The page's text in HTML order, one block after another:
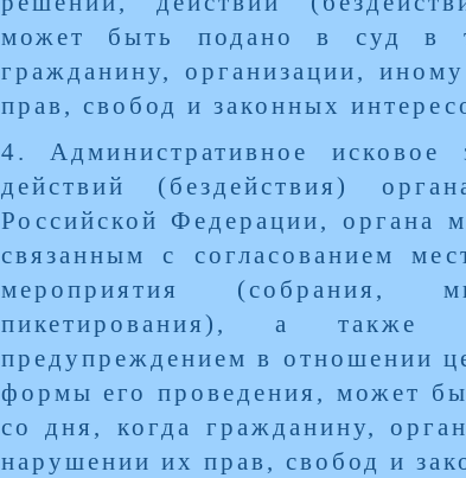
может быть подано в суд в
гражданину, организации,
прав, свобод и законных
4. Административное исковое
действий (бездействия)
Российской Федерации, органа
связанным с согласованием
мероприятия (собрания,
пикетирования), а также
предупреждением в отношении
формы его проведения, может
со дня, когда гражданину,
нарушении их прав, свобод и